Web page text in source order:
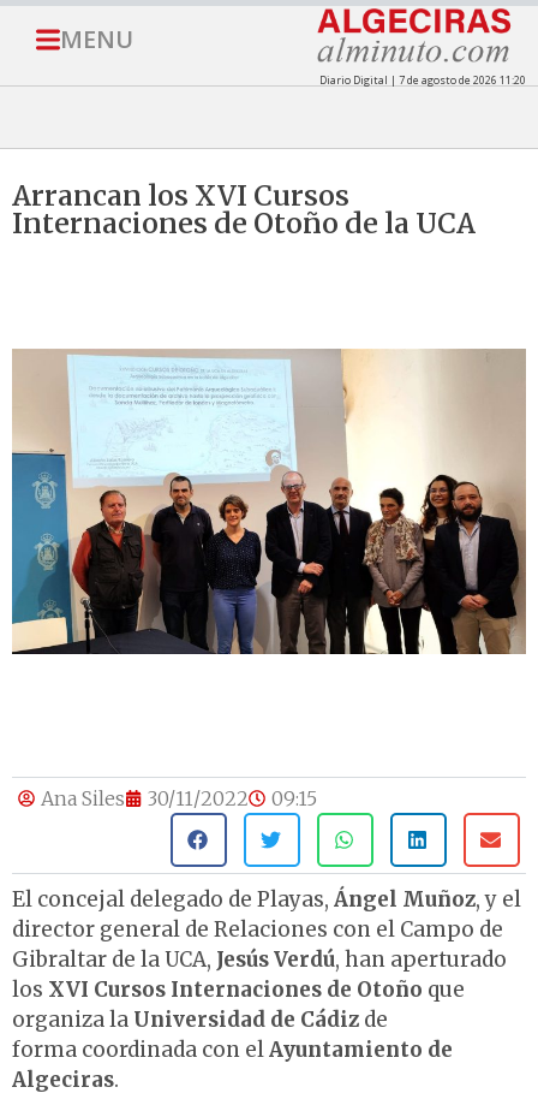
MENU
Diario Digital | 7 de agosto de 2026 11:20
Arrancan los XVI Cursos
Internaciones de Otoño de la UCA
Ana Siles 30/11/2022 09:15
El concejal delegado de Playas, Ángel Muñoz, y el
director general de Relaciones con el Campo de
Gibraltar de la UCA, Jesús Verdú, han aperturado
los XVI Cursos Internaciones de Otoño que
organiza la Universidad de Cádiz de
forma coordinada con elAyuntamiento de
Algeciras.